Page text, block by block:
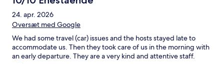
24. apr. 2026
Oversæt med Google
We had some travel (car) issues and the hosts stayed late to
accommodate us. Then they took care of us in the morning with
an early departure. They are a very kind and attentive staff.